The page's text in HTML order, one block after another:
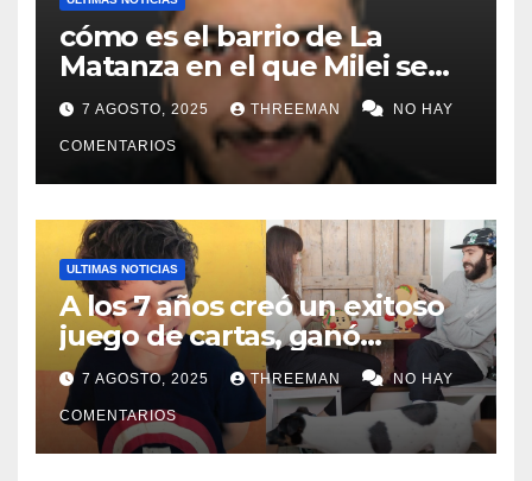
cómo es el barrio de La
Matanza en el que Milei se
sacó la foto de lanzamiento
de campaña en provincia de
Buenos Aires
7 AGOSTO, 2025 THREEMAN NO HAY
COMENTARIOS
ULTIMAS NOTICIAS
A los 7 años creó un exitoso
juego de cartas, ganó
millones y ahora vendió la
idea para cumplir su sueño
7 AGOSTO, 2025 THREEMAN NO HAY
COMENTARIOS